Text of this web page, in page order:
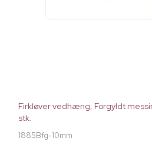
Firkløver vedhæng, Forgyldt
stk.
1885Bfg-10mm